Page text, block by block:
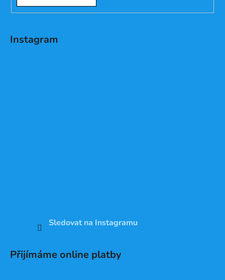
Instagram
Sledovat na Instagramu
Přijímáme online platby